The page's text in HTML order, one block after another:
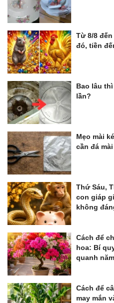
Từ 8/8
đó, tiền
Bao lâu
lần?
Mẹo mài
cần đá
Thứ Sáu,
con giáp
không
Cách để
hoa: Bí
quanh năm
Cách để
may mắn